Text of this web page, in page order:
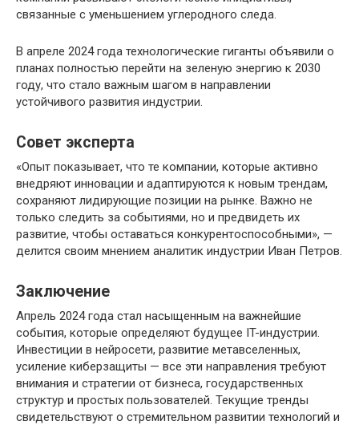
связанные с уменьшением углеродного следа.
В апреле 2024 года технологические гиганты объявили о
планах полностью перейти на зеленую энергию к 2030
году, что стало важным шагом в направлении
устойчивого развития индустрии.
Совет эксперта
«Опыт показывает, что те компании, которые активно
внедряют инновации и адаптируются к новым трендам,
сохраняют лидирующие позиции на рынке. Важно не
только следить за событиями, но и предвидеть их
развитие, чтобы оставаться конкурентоспособными», —
делится своим мнением аналитик индустрии Иван Петров.
Заключение
Апрель 2024 года стал насыщенным на важнейшие
события, которые определяют будущее IT-индустрии.
Инвестиции в нейросети, развитие метавселенных,
усиление киберзащиты — все эти направления требуют
внимания и стратегии от бизнеса, государственных
структур и простых пользователей. Текущие тренды
свидетельствуют о стремительном развитии технологий и